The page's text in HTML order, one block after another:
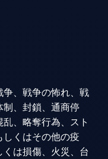
、戦争の怖れ、戦
、封鎖、通商停
、略奪行為、スト
くはその他の疫
は損傷、火災、台